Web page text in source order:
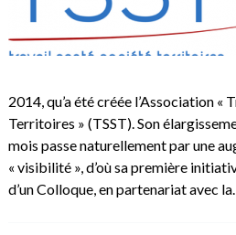
2014, qu’a été créée l’Association «
Territoires » (TSST). Son
mois passe naturellement par une
« visibilité », d’où sa première
d’un Colloque, en partenariat avec